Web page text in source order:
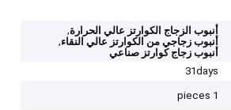
أنبوب الزجاج الكوارتز عالي الحرارة,
أنبوب زجاجي من الكوارتز عالي النقاء,
أنبوب زجاج كوارتز صناعي
31days
1 pieces